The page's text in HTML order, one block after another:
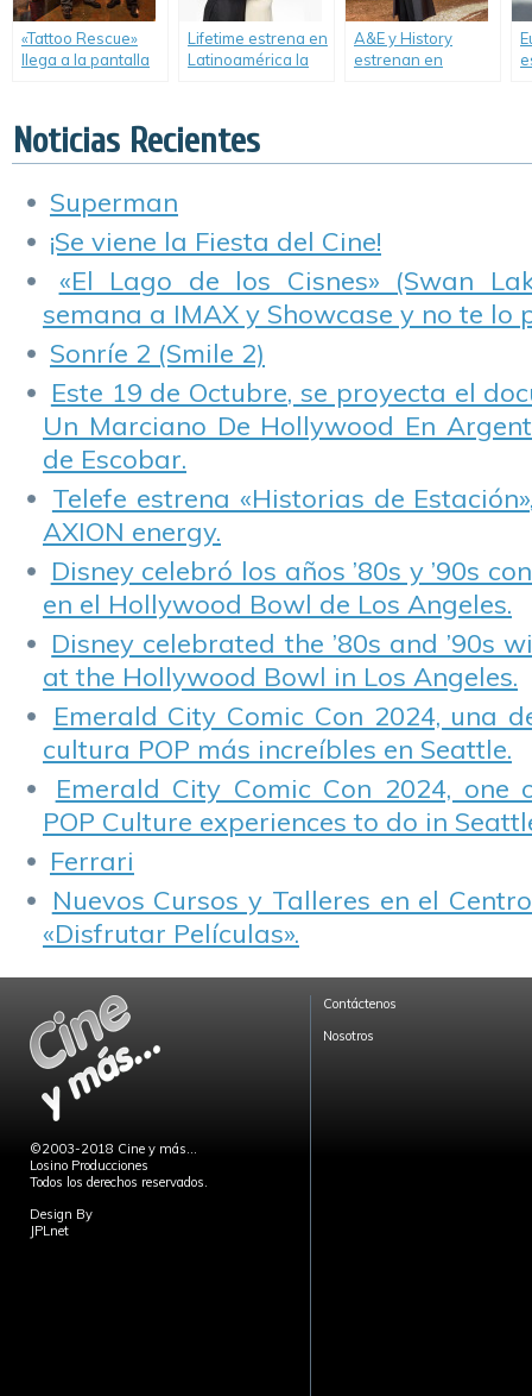
«Tattoo Rescue»
llega a la pantalla
en decadencia.
Lifetime estrena en
Latinoamérica la
A&E y History
estrenan en
Noticias Recientes
Superman
¡Se viene la Fiesta del Cine!
«El Lago de los Cisnes» (Swan
semana a IMAX y Showcase y no te lo
Sonríe 2 (Smile 2)
Este 19 de Octubre, se proyecta el
Un Marciano De Hollywood En
de Escobar.
Telefe estrena «Historias de
AXION energy.
Disney celebró los años ’80s y ’90s
en el Hollywood Bowl de Los Angeles.
Disney celebrated the ’80s and ’90s
at the Hollywood Bowl in Los Angeles.
Emerald City Comic Con 2024, una
cultura POP más increíbles en Seattle.
Emerald City Comic Con 2024,
POP Culture experiences to do in
Ferrari
Nuevos Cursos y Talleres en el
«Disfrutar Películas».
©2003-2018 Cine y más...
Losino Producciones
Todos los derechos reservados.
Design By
JPLnet
Contáctenos
Nosotros